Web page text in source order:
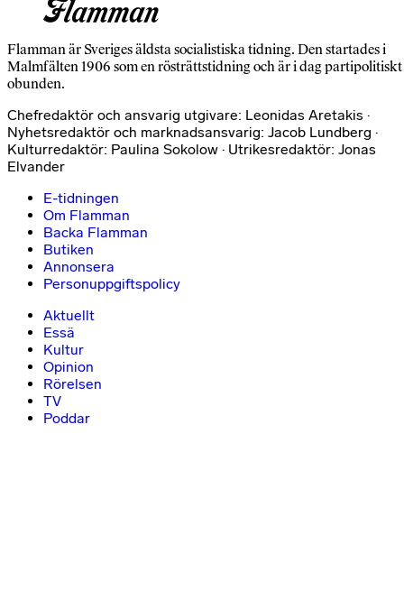
Flamman är Sveriges äldsta socialistiska tidning. Den startades i
Malmfälten 1906 som en rösträttstidning och är i dag partipolitiskt
obunden.
Chefredaktör och ansvarig utgivare: Leonidas Aretakis ·
Nyhetsredaktör och marknadsansvarig: Jacob Lundberg ·
Kulturredaktör: Paulina Sokolow · Utrikesredaktör: Jonas
Elvander
E-tidningen
Om Flamman
Backa Flamman
Butiken
Annonsera
Personuppgiftspolicy
Aktuellt
Essä
Kultur
Opinion
Rörelsen
TV
Poddar